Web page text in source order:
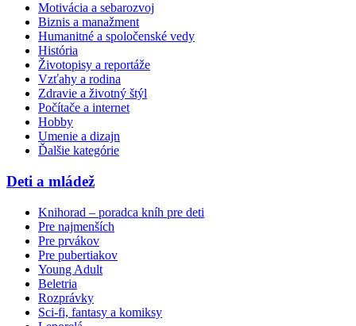
Motivácia a sebarozvoj
Biznis a manažment
Humanitné a spoločenské vedy
História
Životopisy a reportáže
Vzťahy a rodina
Zdravie a životný štýl
Počítače a internet
Hobby
Umenie a dizajn
Ďalšie kategórie
Deti a mládež
Knihorad – poradca kníh pre deti
Pre najmenších
Pre prvákov
Pre pubertiakov
Young Adult
Beletria
Rozprávky
Sci-fi, fantasy a komiksy